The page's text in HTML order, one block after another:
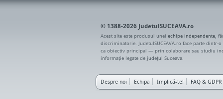
© 1388-2026 JudetulSUCEAVA.ro
Acest site este produsul unei echipe independente ,
discriminatorie. JudetulSUCEAVA.ro face parte dintr-o
ca obiectiv principal — prin colaborare sau studiu
informație legate de județul Suceava.
Despre noi Echipa Implică-te! FAQ & GDPR